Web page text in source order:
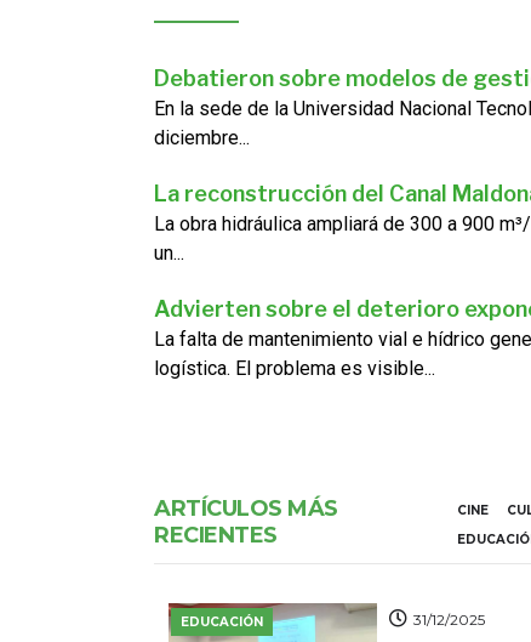
Debatieron sobre modelos de
En la sede de la Universidad Nacional
diciembre...
La reconstrucción del Canal
La obra hidráulica ampliará de 300 a 900
un...
Advierten sobre el deterioro
La falta de mantenimiento vial e hídrico
logística. El problema es visible...
ARTÍCULOS MÁS
RECIENTES
CINE
EDUCACIÓN 31/12/2025